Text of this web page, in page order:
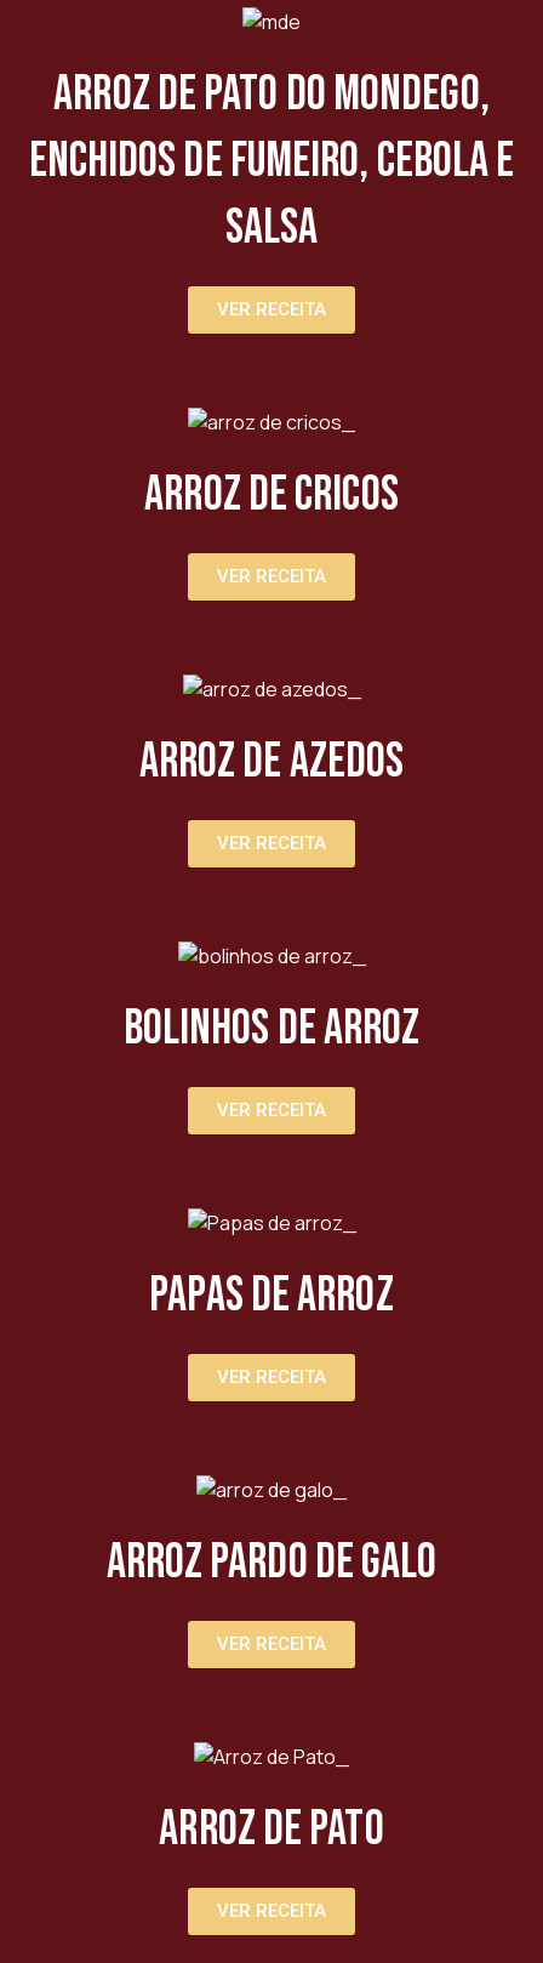
Arroz de Pato do Mondego,
enchidos de fumeiro, cebola e
salsa
VER RECEITA
Arroz de Cricos
VER RECEITA
Arroz de Azedos
VER RECEITA
Bolinhos de Arroz
VER RECEITA
Papas de Arroz
VER RECEITA
Arroz Pardo de galo
VER RECEITA
Arroz de Pato
VER RECEITA